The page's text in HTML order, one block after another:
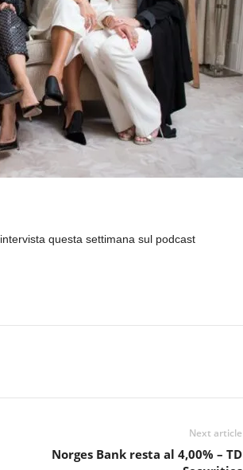
questa settimana sul podcast
Next article
Norges Bank resta al 4,00% – TD